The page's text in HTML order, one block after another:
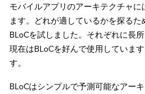
モバイルアプリのアーキテクチャ
ます。どれが適しているかを探るた
BLoCを試しました。それぞれに長
現在はBLoCを好んで使用していま
す。
BLoCはシンプルで予測可能なアー